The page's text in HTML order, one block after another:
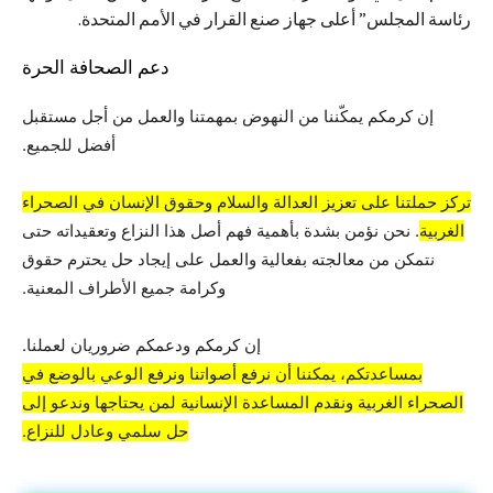
رئاسة المجلس” أعلى جهاز صنع القرار في الأمم المتحدة.
دعم الصحافة الحرة
إن كرمكم يمكّننا من النهوض بمهمتنا والعمل من أجل مستقبل
أفضل للجميع.
تركز حملتنا على تعزيز العدالة والسلام وحقوق الإنسان في الصحراء
الغربية. نحن نؤمن بشدة بأهمية فهم أصل هذا النزاع وتعقيداته حتى
نتمكن من معالجته بفعالية والعمل على إيجاد حل يحترم حقوق
وكرامة جميع الأطراف المعنية.
إن كرمكم ودعمكم ضروريان لعملنا.
بمساعدتكم، يمكننا أن نرفع أصواتنا ونرفع الوعي بالوضع في
الصحراء الغربية ونقدم المساعدة الإنسانية لمن يحتاجها وندعو إلى
حل سلمي وعادل للنزاع.